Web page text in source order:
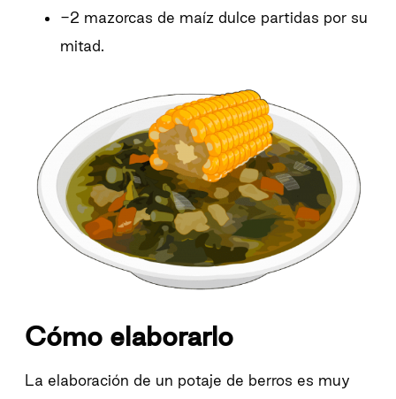
-2 mazorcas de maíz dulce partidas por su
mitad.
Cómo elaborarlo
La elaboración de un potaje de berros es muy